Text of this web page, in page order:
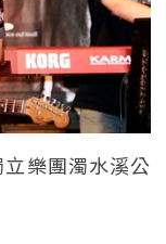
樂團濁水溪公